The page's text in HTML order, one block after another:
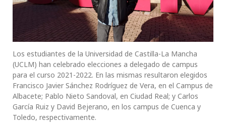
Los estudiantes de la Universidad de Castilla-La Mancha
(UCLM) han celebrado elecciones a delegado de campus
para el curso 2021-2022. En las mismas resultaron elegidos
Francisco Javier Sánchez Rodríguez de Vera, en el Campus de
Albacete; Pablo Nieto Sandoval, en Ciudad Real; y Carlos
García Ruiz y David Bejerano, en los campus de Cuenca y
Toledo, respectivamente.